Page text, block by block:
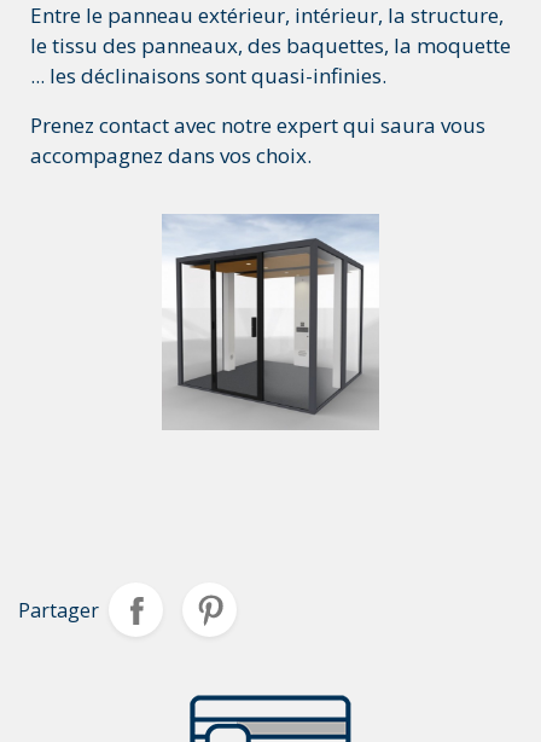
Entre le panneau extérieur, intérieur, la structure,
le tissu des panneaux, des baquettes, la moquette
... les déclinaisons sont quasi-infinies.
Prenez contact avec notre expert qui saura vous
accompagnez dans vos choix.
Partager